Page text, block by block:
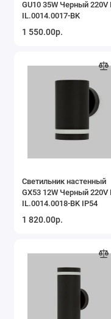
GU10 35W Черный 220V
IL.0014.0017-BK
1 550.00р.
Светильник настенный
GX53 12W Черный 220V
IL.0014.0018-BK IP54
1 820.00р.